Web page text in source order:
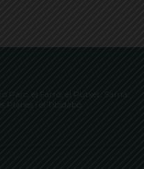
Parc, el Farró, el Putxet, Sarrià,
Planes i el Tibidabo